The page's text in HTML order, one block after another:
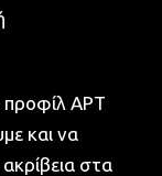
προφίλ APT
και να
στα